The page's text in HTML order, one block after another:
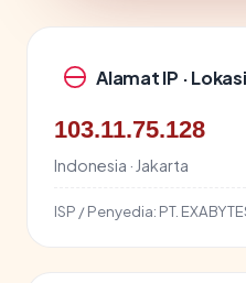
Alamat IP ·
103.11.75.128
Indonesia · Jakarta
ISP / Penyedia: PT.